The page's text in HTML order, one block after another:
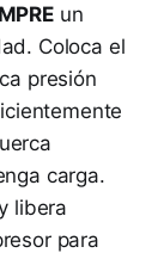
un
Coloca el
presión
carga.
libera
para